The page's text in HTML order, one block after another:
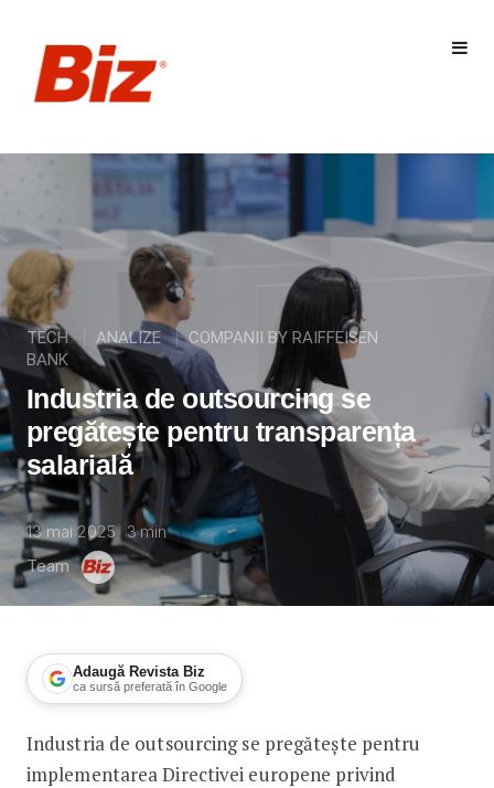
TECH ANALIZE
COMPANII BY RAIFFEISEN
BANK
Industria de outsourcing se
pregătește pentru transparența
salarială
13 mai 2025 3min
Team
Adaugă Revista Biz
ca sursă preferată în Google
Industria de outsourcing se
Industria de outsourcing se pregătește pentru
implementarea Directivei europene privind